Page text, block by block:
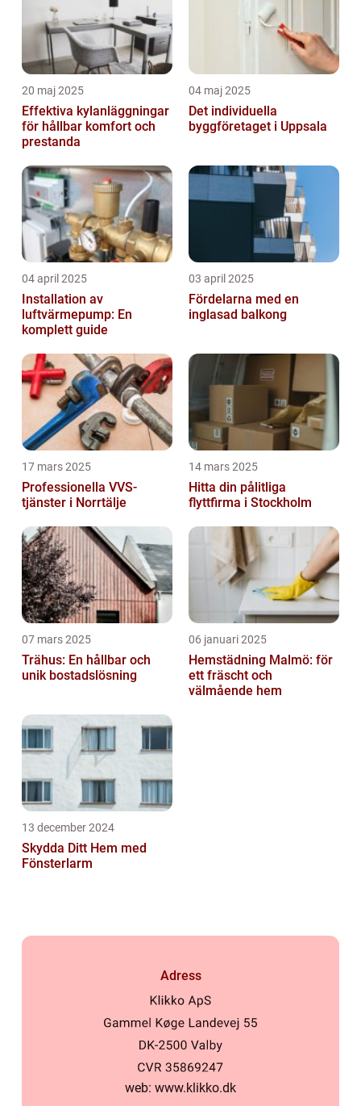
20 maj 2025
Effektiva kylanläggningar
för hållbar komfort och
prestanda
04 maj 2025
Det individuella
byggföretaget i Uppsala
04 april 2025
Installation av
luftvärmepump: En
komplett guide
03 april 2025
Fördelarna med en
inglasad balkong
17 mars 2025
Professionella VVS-
tjänster i Norrtälje
14 mars 2025
Hitta din pålitliga
flyttfirma i Stockholm
07 mars 2025
Trähus: En hållbar och
unik bostadslösning
06 januari 2025
Hemstädning Malmö: för
ett fräscht och
välmående hem
13 december 2024
Skydda Ditt Hem med
Fönsterlarm
Adress
web: www.klikko.dk